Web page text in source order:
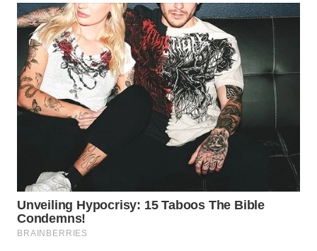
WN
PRIANGAN
TIMUR
WN
SEMARANG
WN
BOROBUDUR
WN